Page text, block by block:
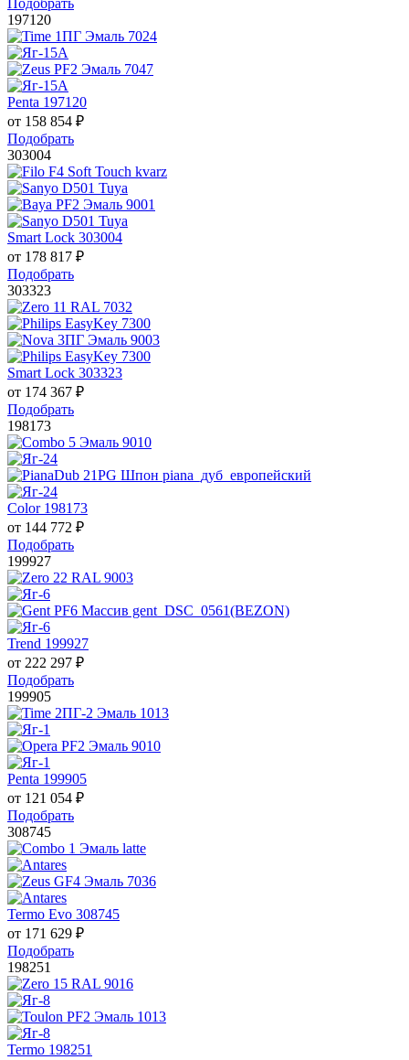
Подобрать
197120
Penta 197120
от 158 854 ₽
Подобрать
303004
Smart Lock 303004
от 178 817 ₽
Подобрать
303323
Smart Lock 303323
от 174 367 ₽
Подобрать
198173
Color 198173
от 144 772 ₽
Подобрать
199927
Trend 199927
от 222 297 ₽
Подобрать
199905
Penta 199905
от 121 054 ₽
Подобрать
308745
Termo Evo 308745
от 171 629 ₽
Подобрать
198251
Termo 198251